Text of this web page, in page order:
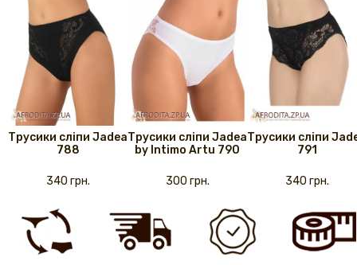
Трусики сліпи Jadea
788
340 грн.
Трусики сліпи Jadea
by Intimo Artu 790
300 грн.
Трусики сліпи
791
340 грн.